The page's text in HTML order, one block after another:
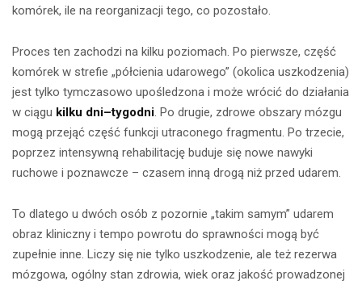
komórek, ile na reorganizacji tego, co pozostało.
Proces ten zachodzi na kilku poziomach. Po pierwsze, część
komórek w strefie „półcienia udarowego” (okolica uszkodzenia)
jest tylko tymczasowo upośledzona i może wrócić do działania
w ciągu kilku dni–tygodni. Po drugie, zdrowe obszary mózgu
mogą przejąć część funkcji utraconego fragmentu. Po trzecie,
poprzez intensywną rehabilitację buduje się nowe nawyki
ruchowe i poznawcze – czasem inną drogą niż przed udarem.
To dlatego u dwóch osób z pozornie „takim samym” udarem
obraz kliniczny i tempo powrotu do sprawności mogą być
zupełnie inne. Liczy się nie tylko uszkodzenie, ale też rezerwa
mózgowa, ogólny stan zdrowia, wiek oraz jakość prowadzonej